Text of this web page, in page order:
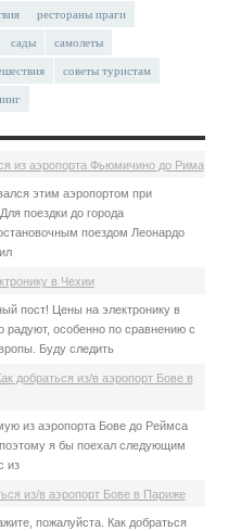
рестораны праги
сады самолеты
советы туристам
из аэропорта Фьюмичино до Рима
этим аэропортом при
поездки до города
поездом Леонардо
в Чехии
пост! Цены на электронику в
радуют, особенно по сравнению с
Буду следить
добраться из/в аэропорт Бове в
из аэропорта Бове до Реймса
поэтому я бы поехал следующим
из
из/в аэропорт Бове в Париже
пожалуйста. Как добраться